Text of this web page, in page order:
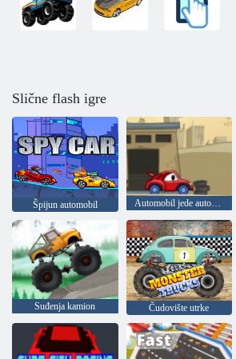
Slične flash igre
Špijun automobil Automobil jede automobil 2
Suđenja kamion Čudovište utrke